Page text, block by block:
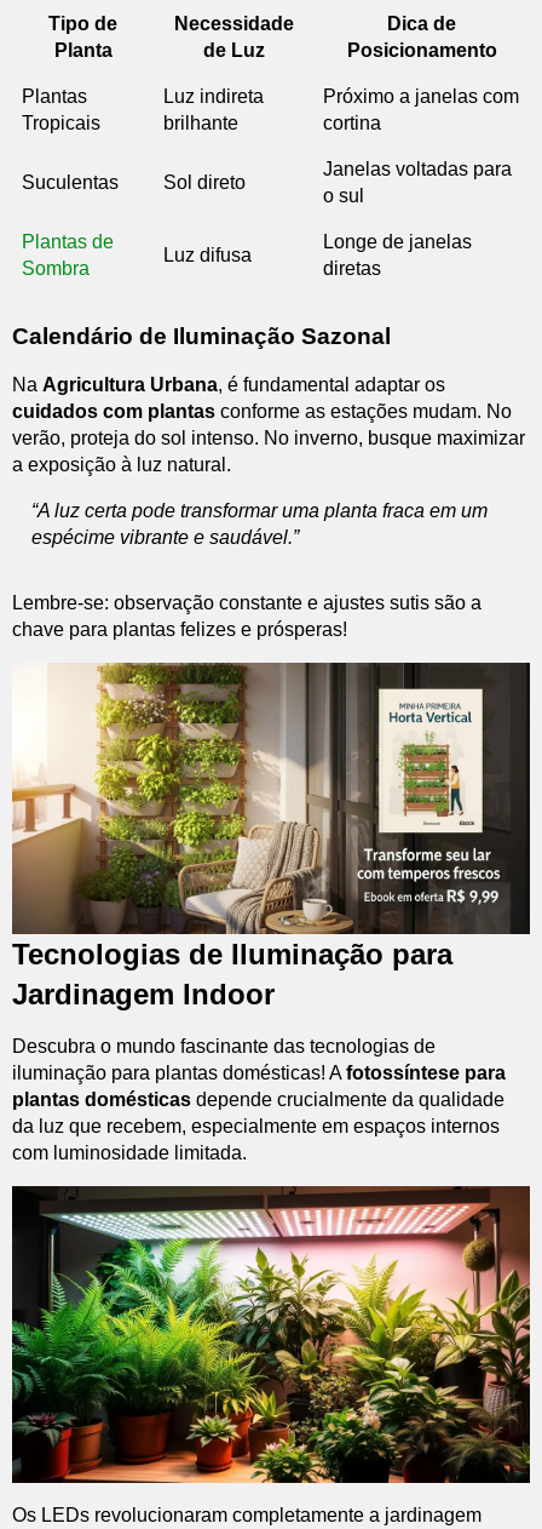
Tipo de
Planta
Necessidade
de Luz
Dica de
Posicionamento
Plantas
Tropicais
Luz indireta
brilhante
Próximo a janelas com
cortina
Suculentas Sol direto
Janelas voltadas para
o sul
Plantas de
Sombra
Luz difusa
Longe de janelas
diretas
Calendário de Iluminação Sazonal
Na Agricultura Urbana, é fundamental adaptar os
cuidados com plantas conforme as estações mudam. No
verão, proteja do sol intenso. No inverno, busque maximizar
a exposição à luz natural.
“A luz certa pode transformar uma planta fraca em um
espécime vibrante e saudável.”
Lembre-se: observação constante e ajustes sutis são a
chave para plantas felizes e prósperas!
Tecnologias de Iluminação para
Jardinagem Indoor
Descubra o mundo fascinante das tecnologias de
iluminação para plantas domésticas! Afotossíntese para
plantas domésticas depende crucialmente da qualidade
da luz que recebem, especialmente em espaços internos
com luminosidade limitada.
Os LEDs revolucionaram completamente a jardinagem